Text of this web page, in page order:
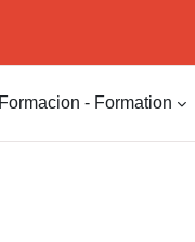
- Formation